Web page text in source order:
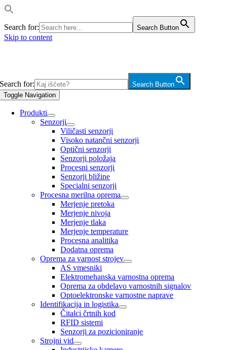
Search for: Search Button
Skip to content
Search for:
Search Button
Toggle Navigation
Produkti
Senzorji
Viličasti senzorji
Visoko natančni senzorji
Optični senzorji
Senzorji položaja
Procesni senzorji
Senzorji bližine
Specialni senzorji
Procesna merilna oprema
Merjenje pretoka
Merjenje nivoja
Merjenje tlaka
Merjenje temperature
Procesna analitika
Dodatna oprema
Oprema za varnost strojev
AS vmesniki
Elektromehanska varnostna oprema
Oprema za obdelavo varnostnih signalov
Optoelektronske varnostne naprave
Identifikacija in logistika
Čitalci črtnih kod
RFID sistemi
Senzorji za pozicioniranje
Strojni vid